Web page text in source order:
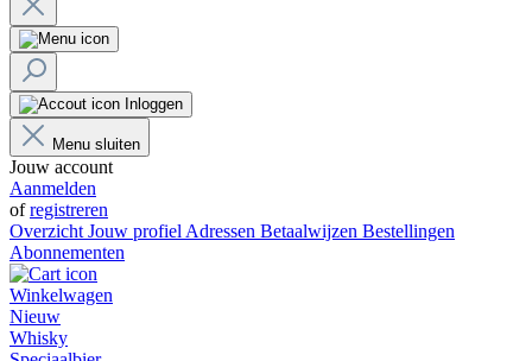
Inloggen
Menu sluiten
Jouw account
Aanmelden
ofregistreren
Overzicht Jouw profiel Adressen Betaalwijzen Bestellingen
Abonnementen
Winkelwagen
Nieuw
Whisky